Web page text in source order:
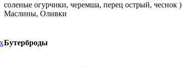
соленые огурчики, черемша, перец острый, чеснок )
Маслины, Оливки
Бутерброды